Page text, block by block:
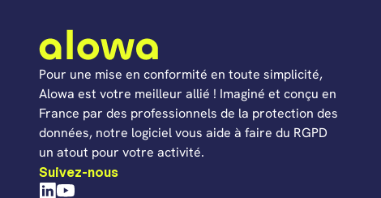
Pour une mise en conformité en toute simplicité,
Alowa est votre meilleur allié ! Imaginé et conçu en
France par des professionnels de la protection des
données, notre logiciel vous aide à faire du RGPD
un atout pour votre activité.
Suivez-nous